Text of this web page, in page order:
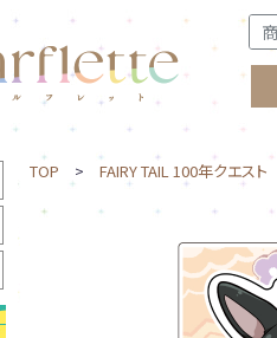
TOP > FAIRY TAIL 100年クエスト